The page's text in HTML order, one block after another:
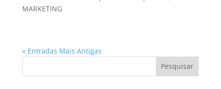
MARKETING
« Entradas Mais Antigas
Pesquisar